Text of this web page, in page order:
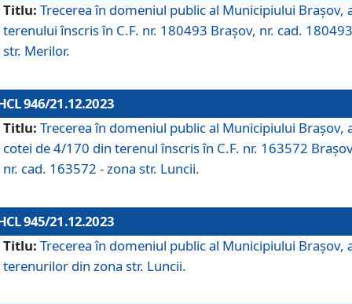
Titlu: Trecerea în domeniul public al Municipiului Braşov,
terenului înscris în C.F. nr. 180493 Brașov, nr. cad.
str. Merilor.
946/21.12.2023
Titlu: Trecerea în domeniul public al Municipiului Braşov,
cotei de 4/170 din terenul înscris în C.F. nr. 163572
nr. cad. 163572 - zona str. Luncii.
945/21.12.2023
Titlu: Trecerea în domeniul public al Municipiului Braşov,
terenurilor din zona str. Luncii.